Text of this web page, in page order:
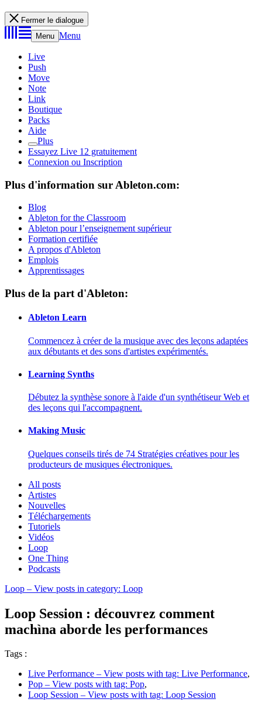
Fermer le dialogue
Menu Menu
Live
Push
Move
Note
Link
Boutique
Packs
Aide
Plus
Essayez Live 12 gratuitement
Connexion ou Inscription
Plus d'information sur Ableton.com:
Blog
Ableton for the Classroom
Ableton pour l’enseignement supérieur
Formation certifiée
A propos d'Ableton
Emplois
Apprentissages
Plus de la part d'Ableton:
Ableton Learn
Commencez à créer de la musique avec des leçons adaptées
aux débutants et des sons d'artistes expérimentés.
Learning Synths
Débutez la synthèse sonore à l'aide d'un synthétiseur Web et
des leçons qui l'accompagnent.
Making Music
Quelques conseils tirés de 74 Stratégies créatives pour les
producteurs de musiques électroniques.
All posts
Artistes
Nouvelles
Téléchargements
Tutoriels
Vidéos
Loop
One Thing
Podcasts
Loop – View posts in category: Loop
Loop Session : découvrez comment
machìna aborde les performances
Tags :
Live Performance – View posts with tag: Live Performance,
Pop – View posts with tag: Pop,
Loop Session – View posts with tag: Loop Session